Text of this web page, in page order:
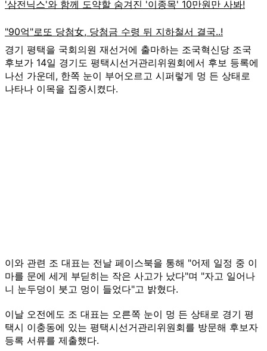
경기 평택을 국회의원 재선거에 출마하는 조국혁신당 조국
후보가 14일 경기도 평택시선거관리위원회에서 후보 등록에
나선 가운데, 한쪽 눈이 부어오르고 시퍼렇게 멍 든 상태로
나타나 이목을 집중시켰다.
이와 관련 조 대표는 전날 페이스북을 통해 "어제 일정 중 이
마를 문에 세게 부딛히는 작은 사고가 났다"며 "자고 일어나
니 눈두덩이 붓고 멍이 들었다"고 밝혔다.
이날 오전에도 조 대표는 오른쪽 눈이 멍 든 상태로 경기 평
택시 이충동에 있는 평택시선거관리위원회를 방문해 후보자
등록 서류를 제출했다.